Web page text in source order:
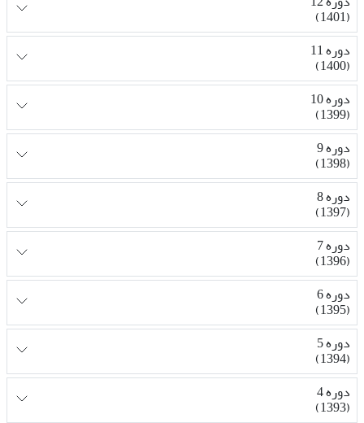
(1401)
دوره 11
(1400)
دوره 10
(1399)
دوره 9
(1398)
دوره 8
(1397)
دوره 7
(1396)
دوره 6
(1395)
دوره 5
(1394)
دوره 4
(1393)